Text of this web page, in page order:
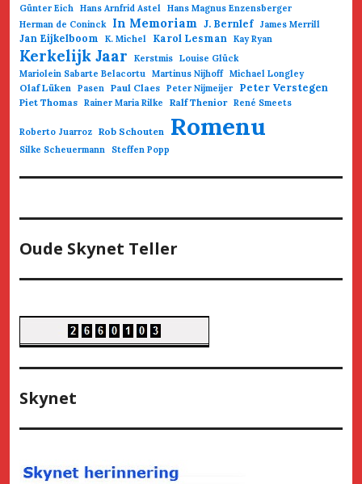
Günter Eich Hans Arnfrid Astel
Hans Magnus Enzensberger
Herman de Coninck
In Memoriam J. Bernlef James Merrill
Jan Eijkelboom K. Michel Karol Lesman Kay Ryan
Kerkelijk Jaar Kerstmis Louise Glück
Mariolein Sabarte Belacortu
Martinus Nijhoff Michael Longley
Olaf Lüken Pasen Paul Claes Peter Nijmeijer
Peter Verstegen
Piet Thomas Rainer Maria Rilke Ralf Thenior René Smeets
Roberto Juarroz Rob Schouten Romenu
Silke Scheuermann Steffen Popp
Oude Skynet Teller
Skynet